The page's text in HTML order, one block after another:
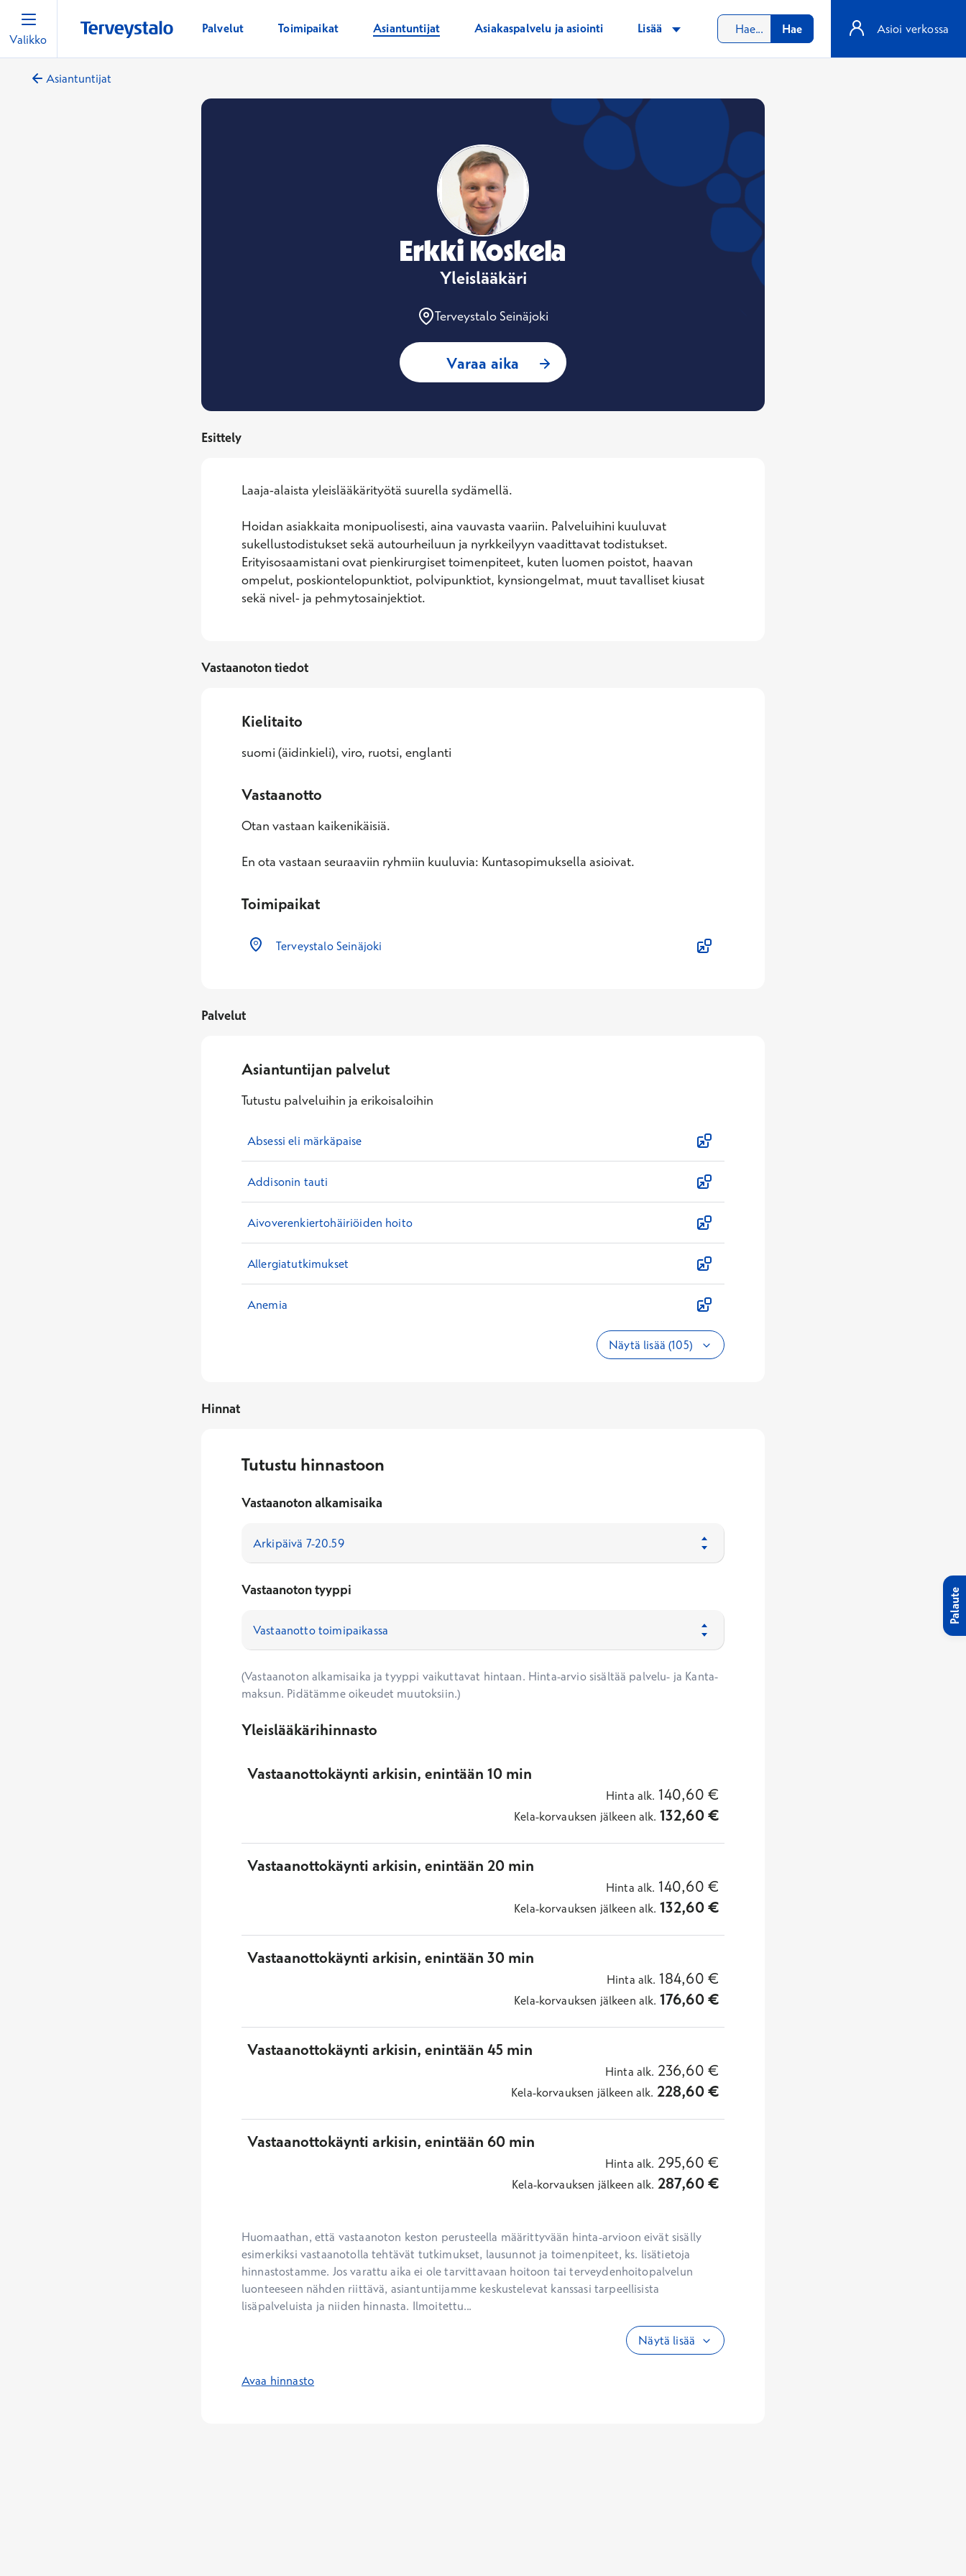
Valikko
Palvelut Toimipaikat Asiantuntijat Asiakaspalvelu ja asiointi Lisää Hae Asioi verkossa
Asiantuntijat
Erkki Koskela
Yleislääkäri
Terveystalo Seinäjoki
Varaa aika : Erkki Koskela, Yleislääkäri
Esittely
Laaja-alaista yleislääkärityötä suurella sydämellä.
Hoidan asiakkaita monipuolisesti, aina vauvasta vaariin. Palveluihini kuuluvat
sukellustodistukset sekä autourheiluun ja nyrkkeilyyn vaadittavat todistukset.
Erityisosaamistani ovat pienkirurgiset toimenpiteet, kuten luomen poistot, haavan
ompelut, poskiontelopunktiot, polvipunktiot, kynsiongelmat, muut tavalliset kiusat
sekä nivel- ja pehmytosainjektiot.
Vastaanoton tiedot
Kielitaito
suomi (äidinkieli), viro, ruotsi, englanti
Vastaanotto
Otan vastaan kaikenikäisiä.
En ota vastaan seuraaviin ryhmiin kuuluvia: Kuntasopimuksella asioivat.
Toimipaikat
Terveystalo Seinäjoki
Palvelut
Asiantuntijan palvelut
Tutustu palveluihin ja erikoisaloihin
Absessi eli märkäpaise
Addisonin tauti
Aivoverenkiertohäiriöiden hoito
Allergiatutkimukset
Anemia
Näytä lisää (105)
Hinnat
Tutustu hinnastoon
Vastaanoton alkamisaika
Vastaanoton tyyppi
(Vastaanoton alkamisaika ja tyyppi vaikuttavat hintaan. Hinta-arvio sisältää palvelu- ja Kanta-
maksun. Pidätämme oikeudet muutoksiin.)
Yleislääkärihinnasto
Vastaanottokäynti arkisin, enintään 10 min
Hinta alk. 140,60 €
Kela-korvauksen jälkeen alk. 132,60€
Vastaanottokäynti arkisin, enintään 20 min
Hinta alk. 140,60 €
Kela-korvauksen jälkeen alk. 132,60€
Vastaanottokäynti arkisin, enintään 30 min
Hinta alk. 184,60 €
Kela-korvauksen jälkeen alk. 176,60€
Vastaanottokäynti arkisin, enintään 45 min
Hinta alk. 236,60 €
Kela-korvauksen jälkeen alk. 228,60€
Vastaanottokäynti arkisin, enintään 60 min
Hinta alk. 295,60 €
Kela-korvauksen jälkeen alk. 287,60€
Huomaathan, että vastaanoton keston perusteella määrittyvään hinta-arvioon eivät sisälly
esimerkiksi vastaanotolla tehtävät tutkimukset, lausunnot ja toimenpiteet, ks. lisätietoja
hinnastostamme. Jos varattu aika ei ole tarvittavaan hoitoon tai terveydenhoitopalvelun
luonteeseen nähden riittävä, asiantuntijamme keskustelevat kanssasi tarpeellisista
lisäpalveluista ja niiden hinnasta. Ilmoitettu...
Näytä lisää
Avaa hinnasto
Palaute